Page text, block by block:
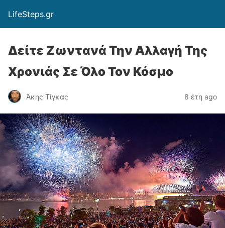
LifeSteps.gr
Δείτε Ζωντανά Την Αλλαγή Της
Χρονιάς Σε Όλο Τον Κόσμο
Άκης Τίγκας 8 έτη ago